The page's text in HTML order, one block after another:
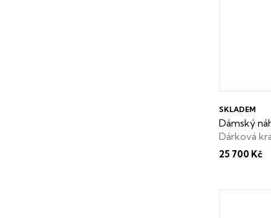
Dámský
Dárková
SKLADEM
25 700 Kč